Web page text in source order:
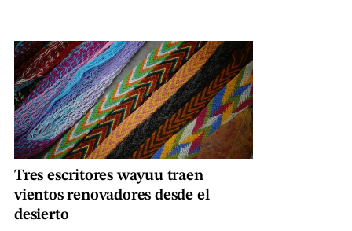
Tres escritores wayuu traen
vientos renovadores desde el
desierto